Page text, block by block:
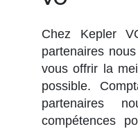
Chez Kepler
partenaires
vous offrir la
possible.
partenaires
compétences